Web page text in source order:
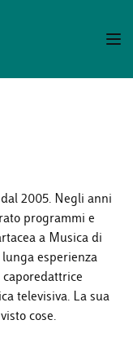
2005. Negli anni
programmi e
a Musica di
esperienza
televisiva. La sua
cose.